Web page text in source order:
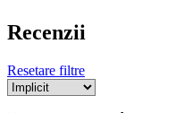
Recenzii
Resetare filtre